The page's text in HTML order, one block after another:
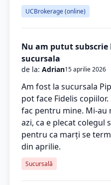
UCBrokerage (online)
Nu am putut subscrie
sucursala
de la: Adrian15 aprilie 2026
Am fost la sucursala
pot face Fidelis
fac pentru mine. Mi-au
azi, ca e plecat colegul
pentru ca marți se
din aprilie.
Sucursală